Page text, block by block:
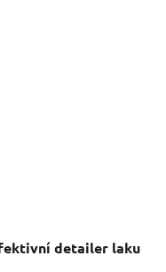
detailer laku